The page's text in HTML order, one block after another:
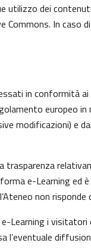
utilizzo dei
In caso
in conformità
europeo
modificazioni) e
e-Learning
non
Learning i